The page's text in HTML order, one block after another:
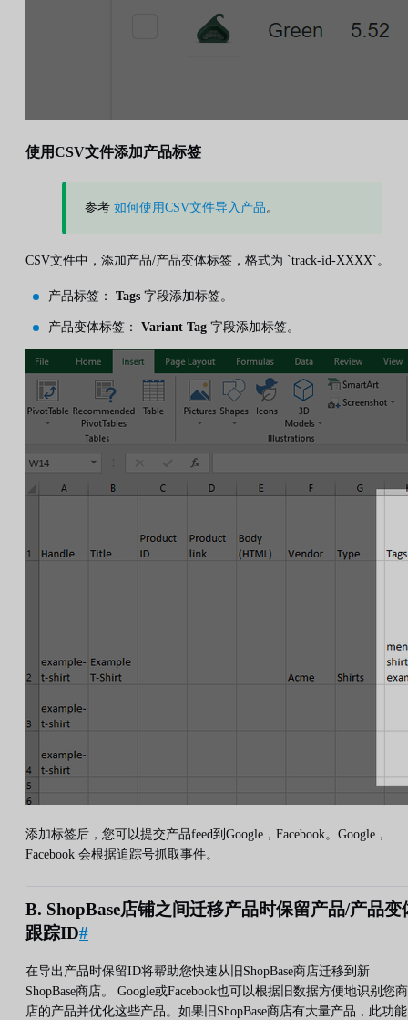
使用CSV文件添加产品标签
参考 如何使用CSV文件导入产品。
CSV文件中，添加产品/产品变体标签，格式为 `track-id-XXXX`。
产品标签： Tags 字段添加标签。
产品变体标签： Variant Tag 字段添加标签。
添加标签后，您可以提交产品feed到Google，Facebook。Google，
Facebook 会根据追踪号抓取事件。
B. ShopBase店铺之间迁移产品时保留产品/产品变
跟踪ID#
在导出产品时保留ID将帮助您快速从旧ShopBase商店迁移到新
ShopBase商店。 Google或Facebook也可以根据旧数据方便地识别您商
店的产品并优化这些产品。如果旧ShopBase商店有大量产品，此功能